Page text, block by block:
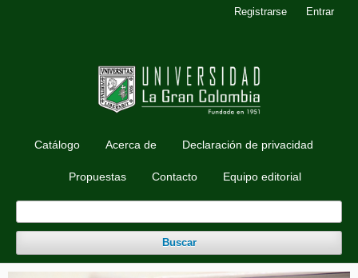
Catálogo Acerca de Declaración de privacidad
Propuestas Contacto Equipo editorial
Buscar
Registrarse Entrar